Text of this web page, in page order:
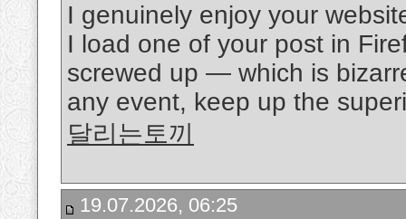
I genuinely enjoy your
I load one of your post in
screwed up — which is
any event, keep up the
달리는토끼
19.07.2026, 06:25